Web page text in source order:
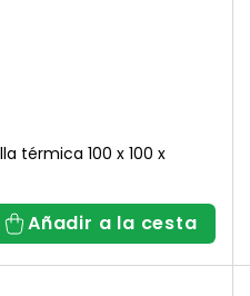
térmica 100 x 100 x
Añadir a la cesta